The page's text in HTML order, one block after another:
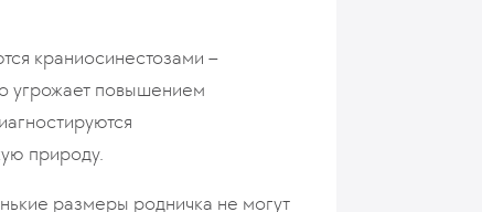
краниосинестозами –
угрожает повышением
природу.
размеры родничка не могут